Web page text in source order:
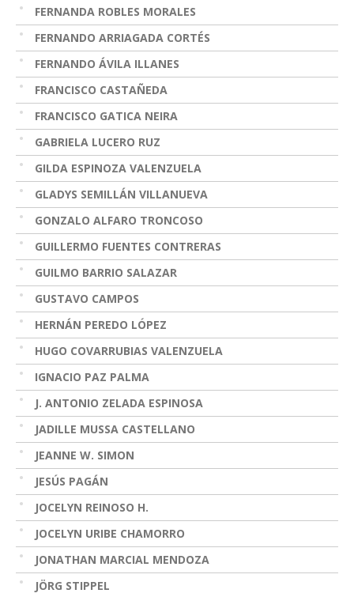
FERNANDA ROBLES MORALES
FERNANDO ARRIAGADA CORTÉS
FERNANDO ÁVILA ILLANES
FRANCISCO CASTAÑEDA
FRANCISCO GATICA NEIRA
GABRIELA LUCERO RUZ
GILDA ESPINOZA VALENZUELA
GLADYS SEMILLÁN VILLANUEVA
GONZALO ALFARO TRONCOSO
GUILLERMO FUENTES CONTRERAS
GUILMO BARRIO SALAZAR
GUSTAVO CAMPOS
HERNÁN PEREDO LÓPEZ
HUGO COVARRUBIAS VALENZUELA
IGNACIO PAZ PALMA
J. ANTONIO ZELADA ESPINOSA
JADILLE MUSSA CASTELLANO
JEANNE W. SIMON
JESÚS PAGÁN
JOCELYN REINOSO H.
JOCELYN URIBE CHAMORRO
JONATHAN MARCIAL MENDOZA
JÖRG STIPPEL